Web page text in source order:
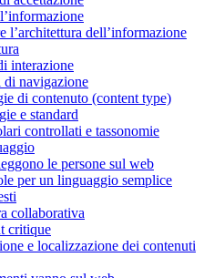
l’architettura dell’informazione
interazione
di navigazione
di contenuto (content type)
e standard
controllati e tassonomie
le persone sul web
per un linguaggio semplice
collaborativa
critique
e localizzazione dei contenuti